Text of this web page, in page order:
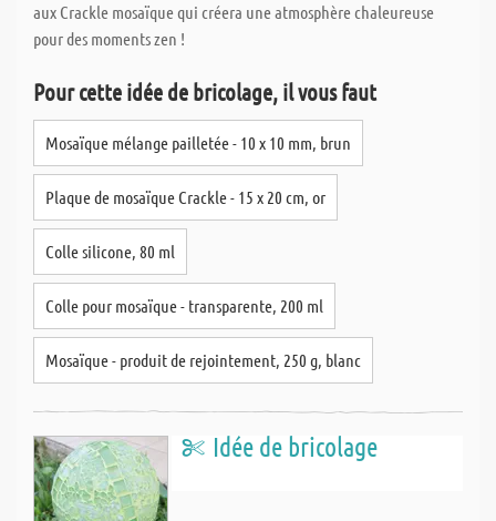
aux Crackle mosaïque qui créera une atmosphère chaleureuse
pour des moments zen !
Pour cette idée de bricolage, il vous faut
Mosaïque mélange pailletée - 10 x 10 mm, brun
Plaque de mosaïque Crackle - 15 x 20 cm, or
Colle silicone, 80 ml
Colle pour mosaïque - transparente, 200 ml
Mosaïque - produit de rejointement, 250 g, blanc
Idée de bricolage